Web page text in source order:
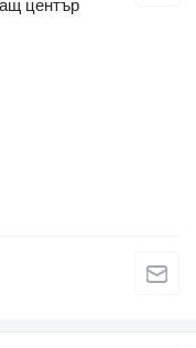
център